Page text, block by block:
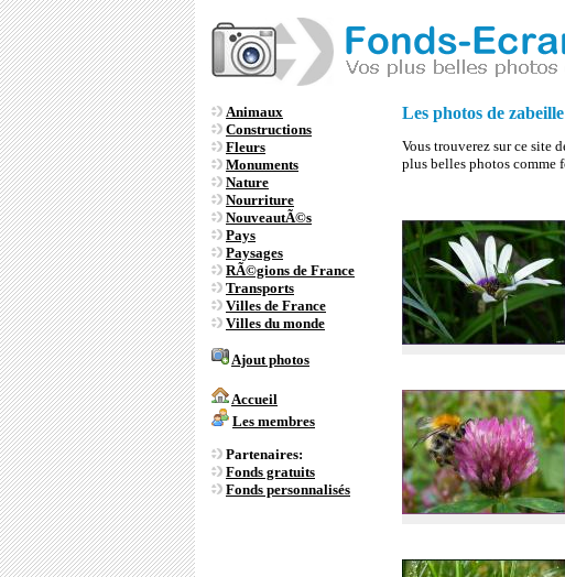
Animaux
Constructions
Fleurs
Monuments
Nature
Nourriture
NouveautÃ©s
Pays
Paysages
RÃ©gions de France
Transports
Villes de France
Villes du monde
Ajout photos
Accueil
Les membres
Partenaires:
Fonds gratuits
Fonds personnalisés
Les photos de zabeille
Vous trouverez sur ce site
plus belles photos comme